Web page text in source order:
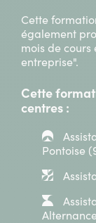
Cette
également
mois de cours
entreprise".
Cette
centres :
Pontoise